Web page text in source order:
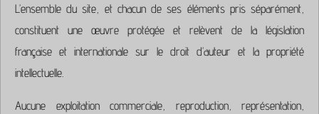
L’ensemble du site, et chacun de ses éléments pris séparément,
constituent une œuvre protégée et relèvent de la législation
française et internationale sur le droit d’auteur et la propriété
intellectuelle.
Aucune exploitation commerciale, reproduction, représentation,